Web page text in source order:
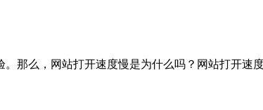
那么，网站打开速度慢是为什么吗？网站打开速